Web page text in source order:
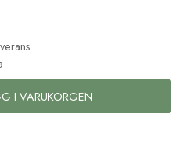
I VARUKORGEN